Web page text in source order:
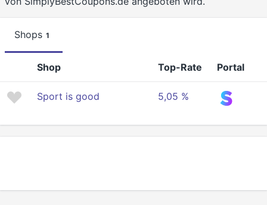
Shops 1
Shop Top-Rate Portal
Sport is good 5,05 %